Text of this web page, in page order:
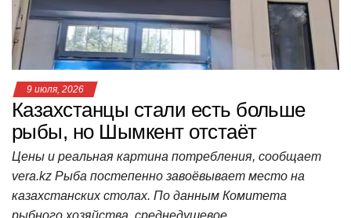
k
ni
ki
т
ь
9 июля, 2026
Казахстанцы стали есть больше
рыбы, но Шымкент отстаёт
Цены и реальная картина потребления, сообщает
vera.kz Рыба постепенно завоёвывает место на
казахстанских столах. По данным Комитета
рыбного хозяйства, среднедушевое…